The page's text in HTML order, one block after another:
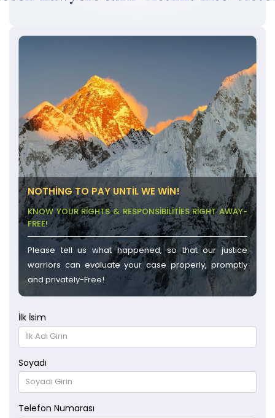
NOTHING TO PAY UNTIL WE WIN!
KNOW YOUR RIGHTS & RESPONSIBILITIES RIGHT AWAY-
FREE!
Please tell us what happened, so that our justice
warriors can evaluate your case properly, promptly
and privately-Free!
İlk İsim
Soyadı
Telefon Numarası